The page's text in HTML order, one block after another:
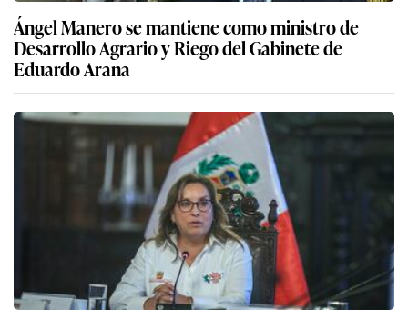
Ángel Manero se mantiene como ministro de
Desarrollo Agrario y Riego del Gabinete de
Eduardo Arana